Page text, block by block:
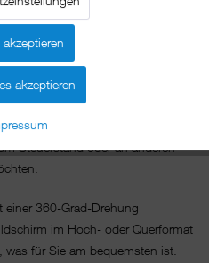
wasserfestem Material,
bedeutet, dass Sie sich keine
das Eindringen von Feuchtigkeit
voll und ganz auf Ihr Abenteuer
und vielseitiges Design ermöglicht
Stellen auf Ihrem Boot
Steuerstand oder an anderen
360-Grad-Drehung
im Hoch- oder Querformat
für Sie am bequemsten ist.
akzeptieren